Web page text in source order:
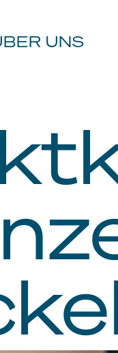
UNS